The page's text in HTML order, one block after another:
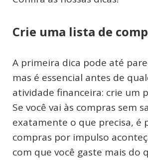
Crie uma lista de
A primeira dica pode até
mas é essencial antes de
atividade financeira: crie um
Se você vai às compras sem
exatamente o que precisa, é
compras por impulso
com que você gaste mais do